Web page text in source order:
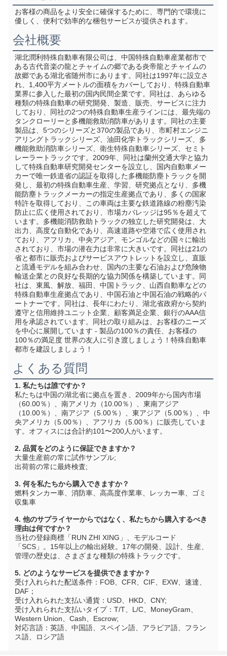
お客様の商品をより安全に確保するために、専門的で環境に
優しく、便利で効率的な梱包サービスが提供されます。
会社概要
湖北潤利特殊自動車有限公司は、中国特殊自動車産業都市で
ある古代音楽の龍とチャイムの郷である炎帝龍とチャイムの
故郷である湖北省随州市にあります。同社は1997年に設立さ
れ、1,400平方メートルの面積をカバーしており、特殊自動車
業界に参入した最初の国内民間企業です。同社は、あらゆる
種類の特殊自動車の研究開発、製造、販売、サービスに注力
しており、同社の2つの特殊自動車生産ラインには、最先端の
タンクローリーと多機能救助消防車があります。同社の主要
製品は、5つのシリーズと370の製品であり、市町村エンジニ
アリングトラックシリーズ、油田化学トラックシリーズ、多
機能救助消防車シリーズ、衛生特殊自動車シリーズ、セミト
レーラートラックです。2009年、同社は蘭州交通大学と協力
して特殊自動車研究開発センターを設立し、国内自動車メー
カーで唯一鉄道省の認証を取得した多機能防塵トラックを開
発し、最初の特殊自動車生産、学習、研究拠点となり、多機
能防塵トラックメーカーの指定生産拠点であり、多くの国家
特許を取得しており、この車両は主要な鉄道路線の粉塵汚染
防止に広く使用されており、市場カバレッジは95％を超えて
います。多機能消防救助トラックの独立した研究開発は、大
出力、高度な自動化であり、高速道路や空港で広く使用され
ており、アフリカ、中央アジア、モンゴルなどの国々に輸出
されており、市場の潜在力は非常に大きいです。同社は21の
省と都市に販売およびサービスアウトレットを設立し、直販
と流通モデルを組み合わせ、国内の主要な石油および危険物
輸送企業との良好な長期的な協力関係を構築しています。同
社は、東風、解放、福田、中国トラック、山西自動車などの
特殊自動車生産拠点であり、中国石油と中国石油の戦略的パ
ートナーです。同社は、長年にわたり、湖北省政府から契約
遵守と信用維持ユニット企業、顧客満足企業、銀行のAAA信
用を承認されています。同社の取り組みは、お客様のニーズ
を中心に展開しています - 製品の100％の責任、お客様の
100％の満足度 世界の友人に引き渡しましょう！特殊自動車
都市を建設しましょう！
よくある質問
1. 私たちは誰ですか？
私たちは中国の湖北省に拠点を置き、2009年から国内市場
（60.00％）、南アメリカ（10.00％）、東南アジア
（10.00％）、南アジア（5.00％）、東アジア（5.00％）、中
央アメリカ（5.00％）、アフリカ（5.00％）に販売していま
す。オフィスには合計約101〜200人がいます。
2. 品質をどのように保証できますか？
大量生産前の常に試作サンプル;
出荷前の常に最終検査;
3. 何を私たちから購入できますか？
燃料タンカー車、消防車、高高度作業車、レッカー車、ゴミ
収集車
4. 他のサプライヤーからではなく、私たちから購入するべき
理由は何ですか？
当社の登録商標「RUN ZHI XING」、モデルコード
「SCS」。15年以上の輸出経験。17年の開発、設計、生産、
管理の歴史は、さまざまな種類の特殊トラックです。
5. どのようなサービスを提供できますか？
受け入れられた配送条件：FOB、CFR、CIF、EXW、速達、
DAF；
受け入れられた支払い通貨：USD、HKD、CNY;
受け入れられた支払いタイプ：T/T、L/C、MoneyGram、
Western Union、Cash、Escrow;
対応言語：英語、中国語、スペイン語、アラビア語、フラン
ス語、ロシア語